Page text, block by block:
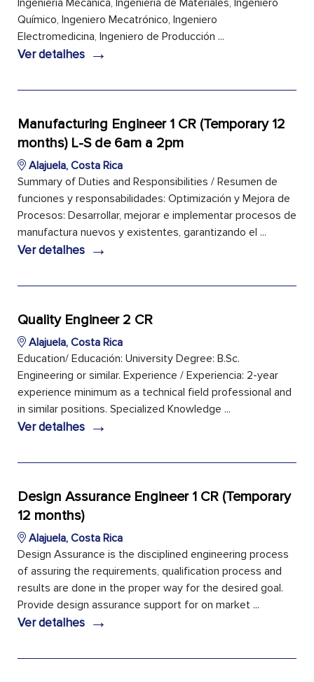
Ingeniería Mecánica, Ingeniería de Materiales, Ingeniero
Químico, Ingeniero Mecatrónico, Ingeniero
Electromedicina, Ingeniero de Producción ...
Ver detalhes →
Manufacturing Engineer 1 CR (Temporary 12
months) L-S de 6am a 2pm
Alajuela, Costa Rica
Summary of Duties and Responsibilities / Resumen de
funciones y responsabilidades: Optimización y Mejora de
Procesos: Desarrollar, mejorar e implementar procesos de
manufactura nuevos y existentes, garantizando el ...
Ver detalhes →
Quality Engineer 2 CR
Alajuela, Costa Rica
Education/ Educación: University Degree: B.Sc.
Engineering or similar. Experience / Experiencia: 2-year
experience minimum as a technical field professional and
in similar positions. Specialized Knowledge ...
Ver detalhes →
Design Assurance Engineer 1 CR (Temporary
12 months)
Alajuela, Costa Rica
Design Assurance is the disciplined engineering process
of assuring the requirements, qualification process and
results are done in the proper way for the desired goal.
Provide design assurance support for on market ...
Ver detalhes →